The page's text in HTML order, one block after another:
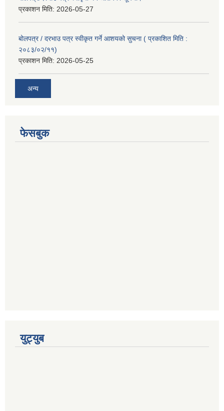
प्रकाशन मिति: 2026-05-27
बोलपत्र / दरभाउ पत्र स्वीकृत गर्ने आशयको सुचना ( प्रकाशित मिति :
२०८३/०२/११)
प्रकाशन मिति: 2026-05-25
अन्य
फेसबुक
युट्युब